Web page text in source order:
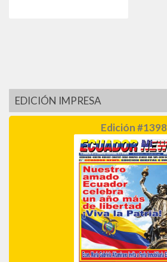
EDICIÓN IMPRESA
Edición #1398